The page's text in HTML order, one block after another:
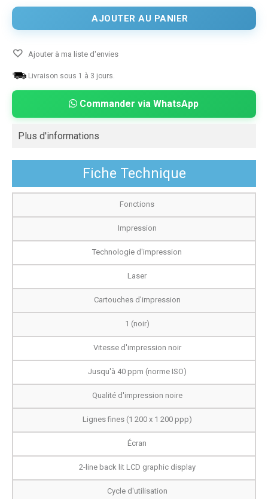
AJOUTER AU PANIER
Ajouter à ma liste d'envies
Livraison sous 1 à 3 jours.
Commander via WhatsApp
Plus d'informations
Fiche Technique
Fonctions
Impression
Technologie d'impression
Laser
Cartouches d'impression
1 (noir)
Vitesse d'impression noir
Jusqu'à 40 ppm (norme ISO)
Qualité d'impression noire
Lignes fines (1 200 x 1 200 ppp)
Écran
2-line back lit LCD graphic display
Cycle d'utilisation